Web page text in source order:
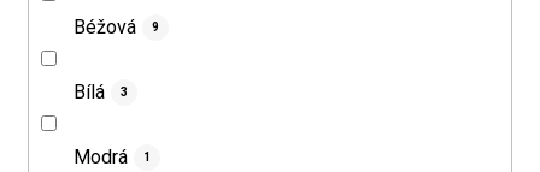
Béžová 9
Bílá 3
Modrá 1